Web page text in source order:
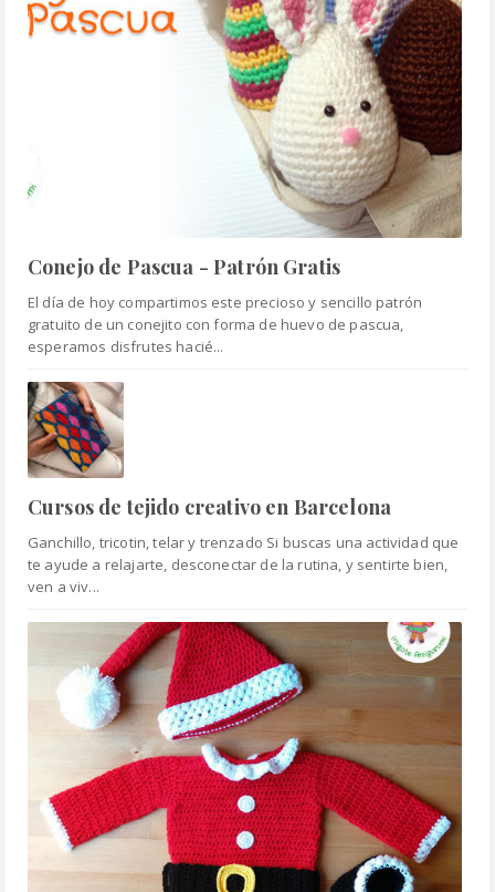
Conejo de Pascua - Patrón Gratis
El día de hoy compartimos este precioso y sencillo patrón
gratuito de un conejito con forma de huevo de pascua,
esperamos disfrutes hacié...
Cursos de tejido creativo en Barcelona
Ganchillo, tricotin, telar y trenzado Si buscas una actividad que
te ayude a relajarte, desconectar de la rutina, y sentirte bien,
ven a viv...